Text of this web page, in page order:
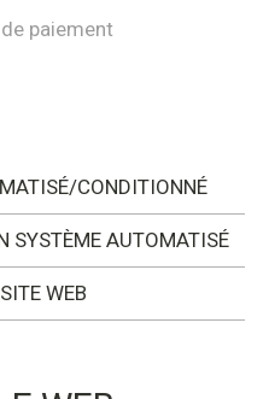
CONDITIONNÉ
SYSTÈME AUTOMATISÉ
WEB